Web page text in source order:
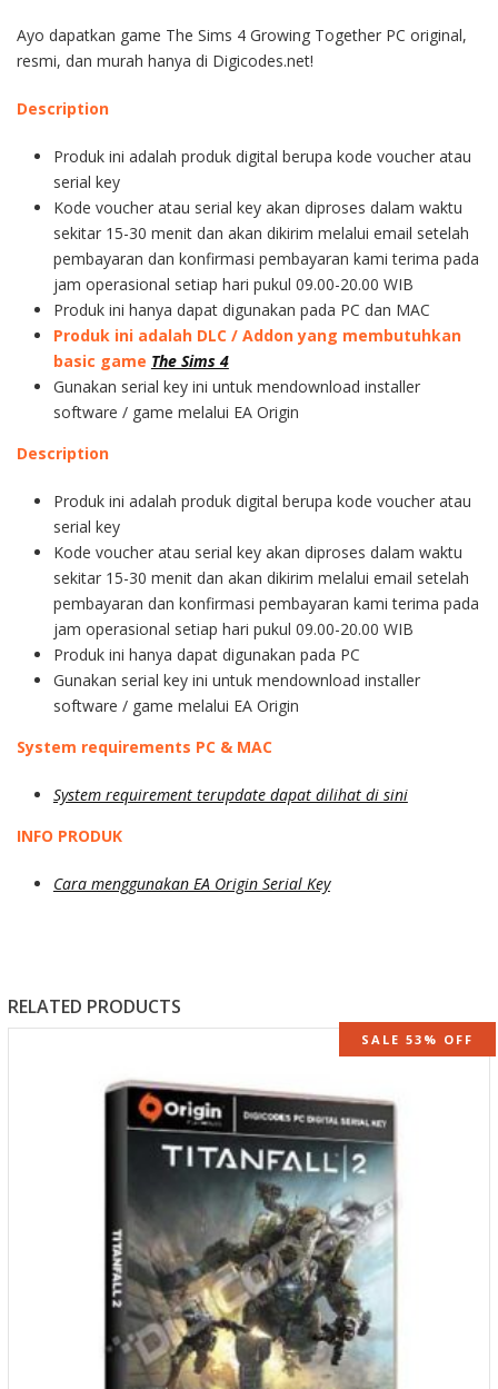
Ayo dapatkan game The Sims 4 Growing Together PC original,
resmi, dan murah hanya di Digicodes.net!
Description
Produk ini adalah produk digital berupa kode voucher atau
serial key
Kode voucher atau serial key akan diproses dalam waktu
sekitar 15-30 menit dan akan dikirim melalui email setelah
pembayaran dan konfirmasi pembayaran kami terima pada
jam operasional setiap hari pukul 09.00-20.00 WIB
Produk ini hanya dapat digunakan pada PC dan MAC
Produk ini adalah DLC / Addon yang membutuhkan
basic game The Sims 4
Gunakan serial key ini untuk mendownload installer
software / game melalui EA Origin
Description
Produk ini adalah produk digital berupa kode voucher atau
serial key
Kode voucher atau serial key akan diproses dalam waktu
sekitar 15-30 menit dan akan dikirim melalui email setelah
pembayaran dan konfirmasi pembayaran kami terima pada
jam operasional setiap hari pukul 09.00-20.00 WIB
Produk ini hanya dapat digunakan pada PC
Gunakan serial key ini untuk mendownload installer
software / game melalui EA Origin
System requirements PC & MAC
System requirement terupdate dapat dilihat di sini
INFO PRODUK
Cara menggunakan EA Origin Serial Key
RELATED PRODUCTS
SALE 53% OFF